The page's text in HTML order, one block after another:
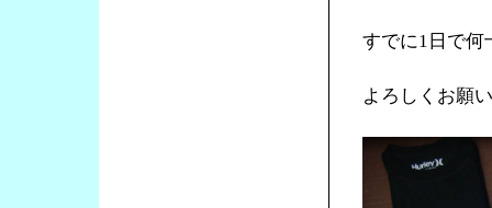
すでに1日で何
よろしくお願